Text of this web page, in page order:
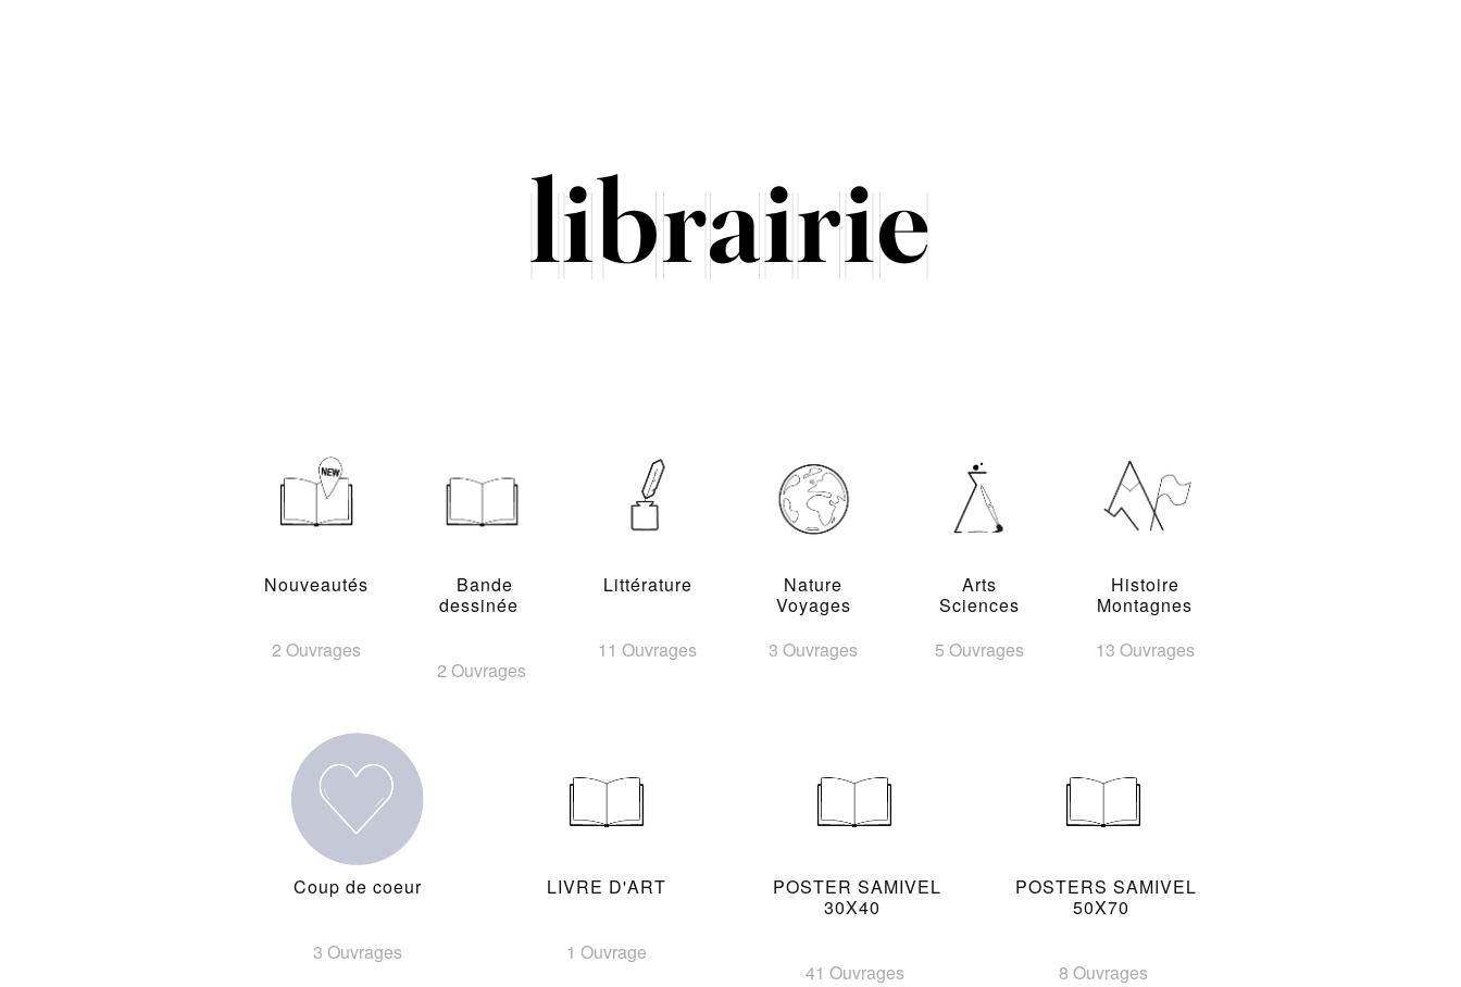
Nouveautés
2 Ouvrages
Bande
dessinée
2 Ouvrages
Littérature
11 Ouvrages
Nature
Voyages
3 Ouvrages
Arts
Sciences
5 Ouvrages
Histoire
Montagnes
13 Ouvrages
Coup de coeur
3 Ouvrages
LIVRE D'ART
1 Ouvrage
POSTER SAMIVEL
30X40
41 Ouvrages
POSTERS SAMIVEL
50X70
8 Ouvrages